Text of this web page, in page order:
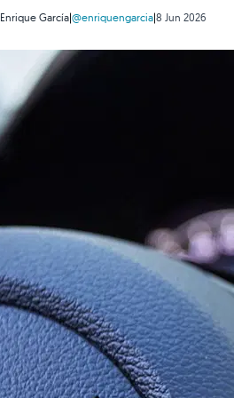
Enrique García|@enriquengarcia|8 Jun 2026